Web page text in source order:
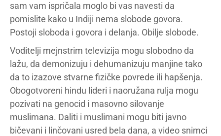
sam vam ispričala moglo bi vas navesti da
pomislite kako u Indiji nema slobode govora.
Postoji sloboda i govora i delanja. Obilje slobode.
Voditelji mejnstrim televizija mogu slobodno da
lažu, da demonizuju i dehumanizuju manjine tako
da to izazove stvarne fizičke povrede ili hapšenja.
Obogotvoreni hindu lideri i naoružana rulja mogu
pozivati na genocid i masovno silovanje
muslimana. Daliti i muslimani mogu biti javno
bičevani i linčovani usred bela dana, a video snimci